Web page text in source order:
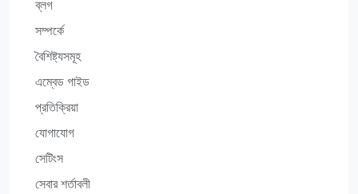
ব্লগ
সম্পর্কে
বৈশিষ্ট্যসমূহ
এম্বেড গাইড
প্রতিক্রিয়া
যোগাযোগ
সেটিংস
সেবার শর্তাবলী